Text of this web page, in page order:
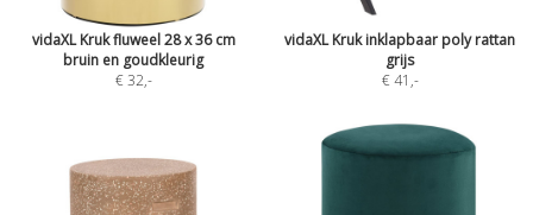
vidaXL Kruk fluweel 28 x 36 cm
bruin en goudkleurig
€ 32,-
vidaXL Kruk inklapbaar poly rattan
grijs
€ 41 ,-